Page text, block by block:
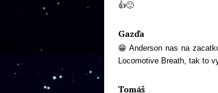
👍🙂
Gazďa
😁 Anderson nas na
Locomotive Breath, tak to
Tomáš